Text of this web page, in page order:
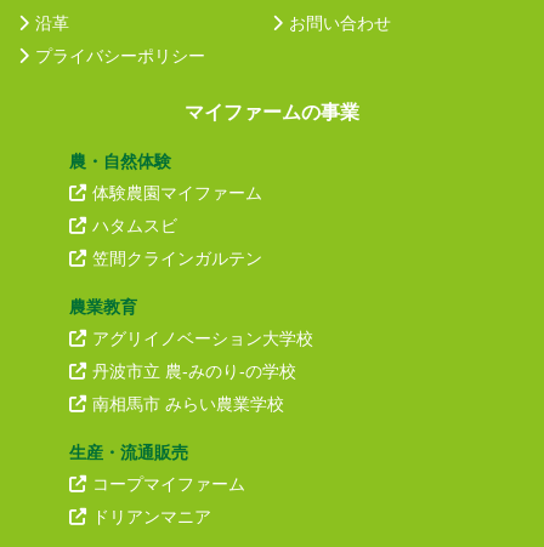
沿革
お問い合わせ
プライバシーポリシー
マイファームの事業
農・自然体験
体験農園マイファーム
ハタムスビ
笠間クラインガルテン
農業教育
アグリイノベーション大学校
丹波市立 農-みのり-の学校
南相馬市 みらい農業学校
生産・流通販売
コープマイファーム
ドリアンマニア